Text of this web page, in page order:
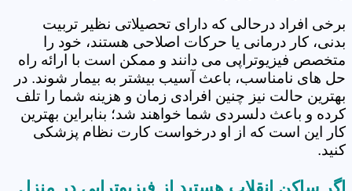
برخی افراد درحالی که دارای تحصیلاتی نظیر تربیت
بدنی، کار درمانی یا حرکات اصلاحی هستند، خود را
متخصص فیزیوتراپی می دانند و ممکن است با ارائه راه
حل های نامناسب، باعث آسیب بیشتر به بیمار شوند. در
بهترین حالت نیز چنین افرادی زمان و هزینه شما را تلف
کرده و باعث دلسردی شما خواهند شد؛ بنابراین بهترین
کار این است که از او درخواست کارت نظام پزشکی
کنید.